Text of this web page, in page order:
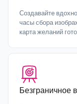
Создавайте
часы сбора
карта желаний
Безграничное